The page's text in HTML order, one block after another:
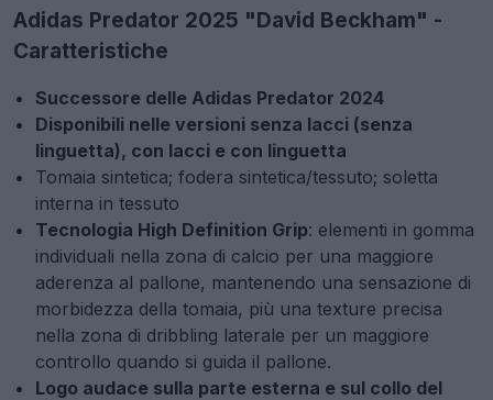
Adidas Predator 2025 "David Beckham" -
Caratteristiche
Successore delle Adidas Predator 2024
Disponibili nelle versioni senza lacci (senza
linguetta), con lacci e con linguetta
Tomaia sintetica; fodera sintetica/tessuto; soletta
interna in tessuto
Tecnologia High Definition Grip: elementi in gomma
individuali nella zona di calcio per una maggiore
aderenza al pallone, mantenendo una sensazione di
morbidezza della tomaia, più una texture precisa
nella zona di dribbling laterale per un maggiore
controllo quando si guida il pallone.
Logo audace sulla parte esterna e sul collo del